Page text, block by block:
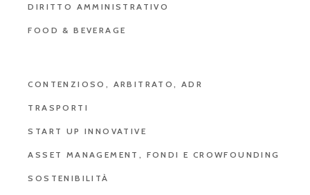
DIRITTO AMMINISTRATIVO
FOOD & BEVERAGE
CONTENZIOSO, ARBITRATO, ADR
TRASPORTI
START UP INNOVATIVE
ASSET MANAGEMENT, FONDI E CROWFOUNDING
SOSTENIBILITÀ